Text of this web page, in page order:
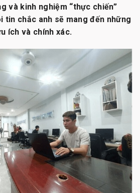
và kinh nghiệm “thực chiến”
tin chắc anh sẽ mang đến những
ích và chính xác.